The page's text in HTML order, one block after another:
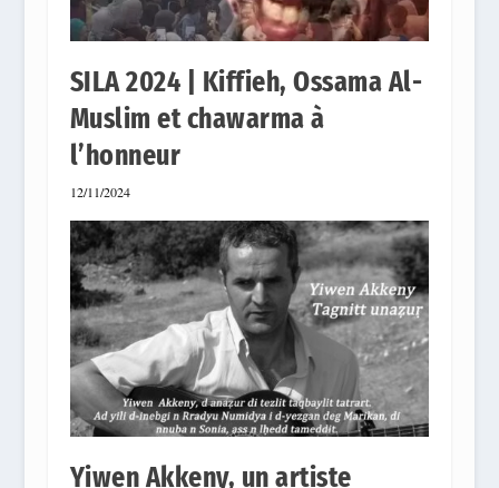
SILA 2024 | Kiffieh, Ossama Al-
Muslim et chawarma à
l’honneur
12/11/2024
Yiwen Akkeny, un artiste